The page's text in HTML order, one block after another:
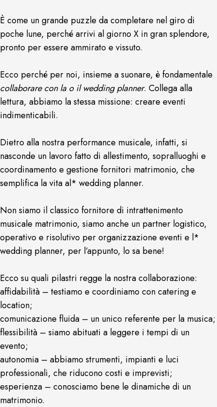
È come un grande puzzle da completare nel giro di
poche lune, perché arrivi al giorno X in gran splendore,
pronto per essere ammirato e vissuto.
Ecco perché per noi, insieme a suonare, è fondamentale
collaborare con la o il wedding planner. Collega alla
lettura, abbiamo la stessa missione: creare eventi
indimenticabili.
Dietro alla nostra performance musicale, infatti, si
nasconde un lavoro fatto di allestimento, sopralluoghi e
coordinamento e gestione fornitori matrimonio, che
semplifica la vita al* wedding planner.
Non siamo il classico fornitore di intrattenimento
musicale matrimonio, siamo anche un partner logistico,
operativo e risolutivo per organizzazione eventi e l*
wedding planner, per l’appunto, lo sa bene!
Ecco su quali pilastri regge la nostra collaborazione:
affidabilità – testiamo e coordiniamo con catering e
location;
comunicazione fluida – un unico referente per la musica;
flessibilità – siamo abituati a leggere i tempi di un
evento;
autonomia – abbiamo strumenti, impianti e luci
professionali, che riducono costi e imprevisti;
esperienza – conosciamo bene le dinamiche di un
matrimonio.